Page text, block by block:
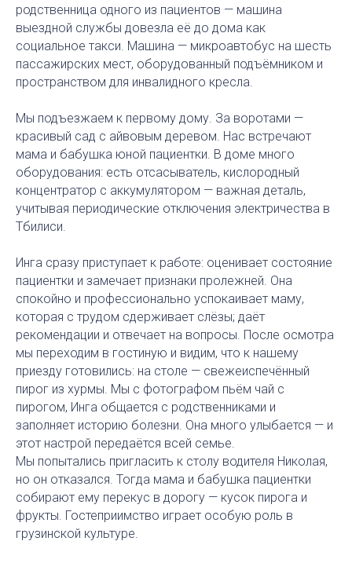
родственница одного из пациентов — машина
выездной службы довезла её до дома как
социальное такси. Машина — микроавтобус на шесть
пассажирских мест, оборудованный подъёмником и
пространством для инвалидного кресла.
Мы подъезжаем к первому дому. За воротами —
красивый сад с айвовым деревом. Нас встречают
мама и бабушка юной пациентки. В доме много
оборудования: есть отсасыватель, кислородный
концентратор с аккумулятором — важная деталь,
учитывая периодические отключения электричества в
Тбилиси.
Инга сразу приступает к работе: оценивает состояние
пациентки и замечает признаки пролежней. Она
спокойно и профессионально успокаивает маму,
которая с трудом сдерживает слёзы; даёт
рекомендации и отвечает на вопросы. После осмотра
мы переходим в гостиную и видим, что к нашему
приезду готовились: на столе — свежеиспечённый
пирог из хурмы. Мы с фотографом пьём чай с
пирогом, Инга общается с родственниками и
заполняет историю болезни. Она много улыбается — и
этот настрой передаётся всей семье.
Мы попытались пригласить к столу водителя Николая,
но он отказался. Тогда мама и бабушка пациентки
собирают ему перекус в дорогу — кусок пирога и
фрукты. Гостеприимство играет особую роль в
грузинской культуре.